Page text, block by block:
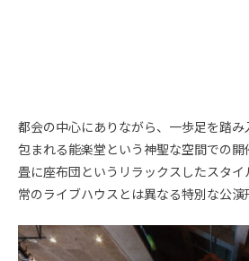
都会の中心にありながら、一歩足を踏
包まれる能楽堂という神聖な空間での
畳に座布団というリラックスしたスタ
常のライブハウスとは異なる特別な公演